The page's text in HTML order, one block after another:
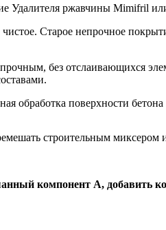
Удалителя ржавчины Mimifril
Старое непрочное
без отслаивающихся
обработка поверхности
строительным миксером
компонент А, добавить